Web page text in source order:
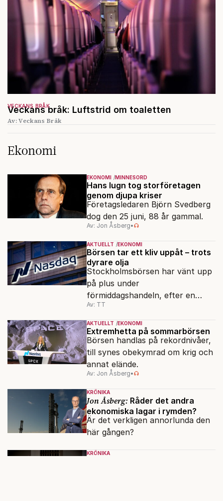
Veckans bråk: Luftstrid om toaletten
VECKANS BRÅK
Av: Veckans Bråk
Ekonomi
EKONOMI MINNESORD
Hans lugn tog storföretagen
genom djupa kriser
Företagsledaren Björn Svedberg
dog den 25 juni, 88 år gammal.
Av: Jon Åsberg•
AKTUELLT EKONOMI
Börsen tar ett kliv uppåt – trots
dyrare olja
Stockholmsbörsen har vänt upp
på plus under
förmiddagshandeln, efter en
inledning nedåt – trots ett högre
oljepris och AI-oro.
Av: TT
AKTUELLT EKONOMI
Extremhetta på sommarbörsen
Börsen handlas på rekordnivåer,
till synes obekymrad om krig och
annat elände.
Av: Jon Åsberg•
KRÖNIKA
Jon Åsberg: Råder det andra
ekonomiska lagar i rymden?
Är det verkligen annorlunda den
här gången?
KRÖNIKA